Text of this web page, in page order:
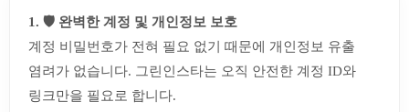
1. 🛡️ 완벽한 계정 및 개인정보 보호
계정 비밀번호가 전혀 필요 없기 때문에 개인정보 유출
염려가 없습니다. 그린인스타는 오직 안전한 계정 ID와
링크만을 필요로 합니다.